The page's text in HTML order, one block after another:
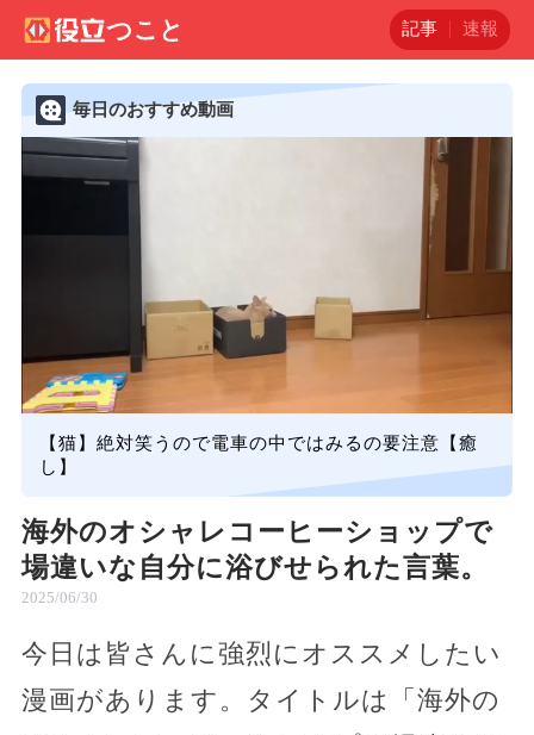
記事 速報
毎日のおすすめ動画
【猫】絶対笑うので電車の中ではみるの要注意【癒
し】
海外のオシャレコーヒーショップで
場違いな自分に浴びせられた言葉。
2025/06/30
今日は皆さんに強烈にオススメしたい
漫画があります。タイトルは「海外の